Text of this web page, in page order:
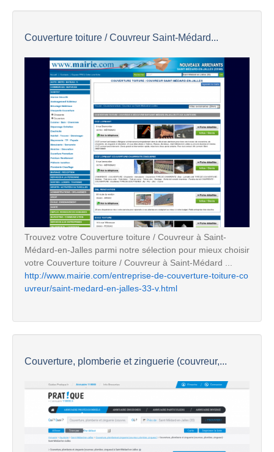
Couverture toiture / Couvreur Saint-Médard...
Trouvez votre Couverture toiture / Couvreur à Saint-
Médard-en-Jalles parmi notre sélection pour mieux choisir
votre Couverture toiture / Couvreur à Saint-Médard ...
http://www.mairie.com/entreprise-de-couverture-toiture-co
uvreur/saint-medard-en-jalles-33-v.html
Couverture, plomberie et zinguerie (couvreur,...